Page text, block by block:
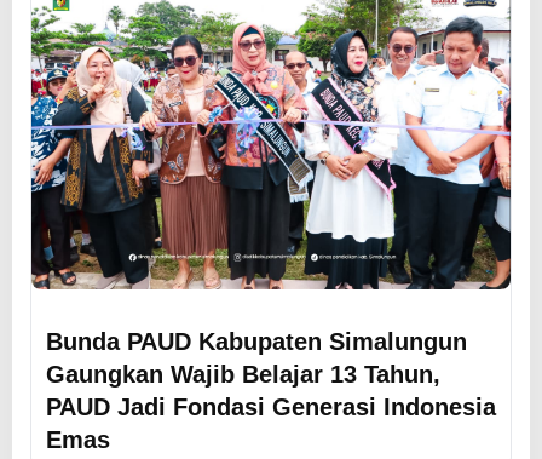
Bunda PAUD Kabupaten Simalungun
Gaungkan Wajib Belajar 13 Tahun,
PAUD Jadi Fondasi Generasi Indonesia
Emas